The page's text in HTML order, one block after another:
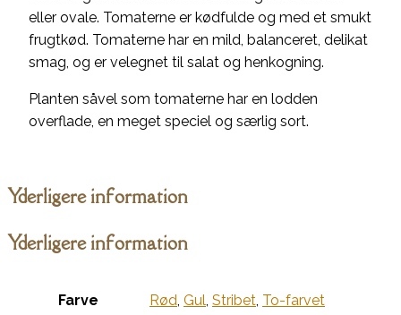
eller ovale. Tomaterne er kødfulde og med et smukt
frugtkød. Tomaterne har en mild, balanceret, delikat
smag, og er velegnet til salat og henkogning.
Planten såvel som tomaterne har en lodden
overflade, en meget speciel og særlig sort.
Yderligere information
Yderligere information
Farve Rød, Gul, Stribet, To-farvet